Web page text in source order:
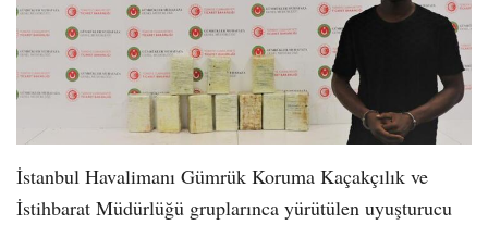
İstanbul Havalimanı Gümrük Koruma Kaçakçılık ve
İstihbarat Müdürlüğü gruplarınca yürütülen uyuşturucu